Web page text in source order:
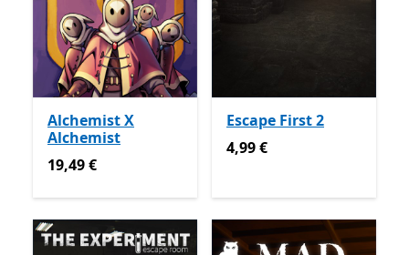
Alchemist X
Alchemist
19,49 €
19,49 €
Escape First 2
4,99 €
4,99 €